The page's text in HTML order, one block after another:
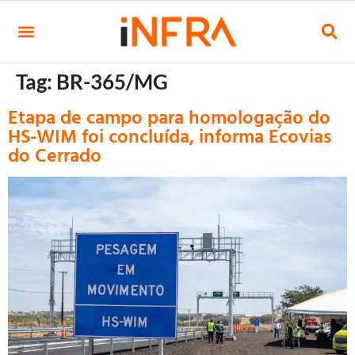
Tag: BR-365/MG
Etapa de campo para homologação do
HS-WIM foi concluída, informa Ecovias
do Cerrado